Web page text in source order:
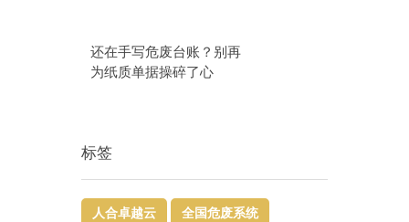
还在手写危废台账？别再
为纸质单据操碎了心
标签
人合卓越云 全国危废系统